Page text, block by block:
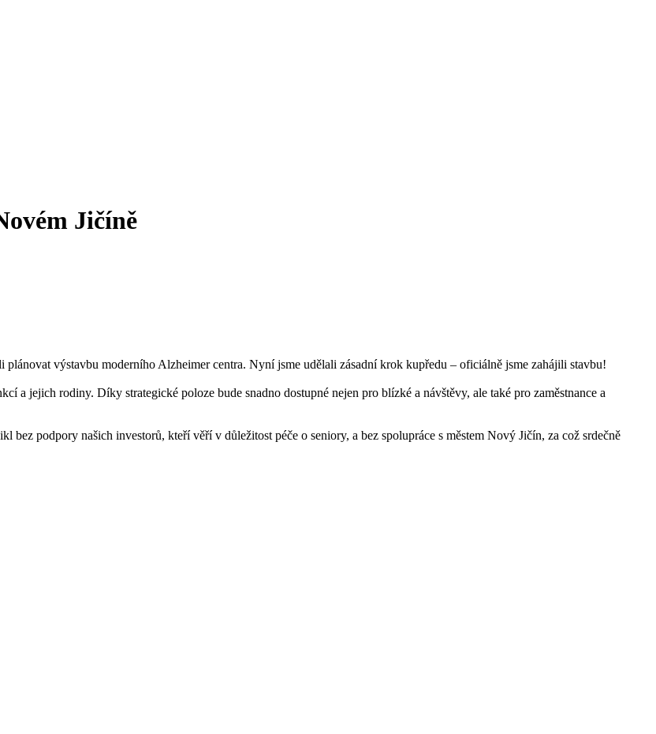
Jičíně
výstavbu moderního Alzheimer centra. Nyní jsme udělali zásadní krok kupředu – oficiálně jsme zahájili stavbu!
a jejich rodiny. Díky strategické poloze bude snadno dostupné nejen pro blízké a návštěvy, ale také pro zaměstnance a
podpory našich investorů, kteří věří v důležitost péče o seniory, a bez spolupráce s městem Nový Jičín, za což srdečně